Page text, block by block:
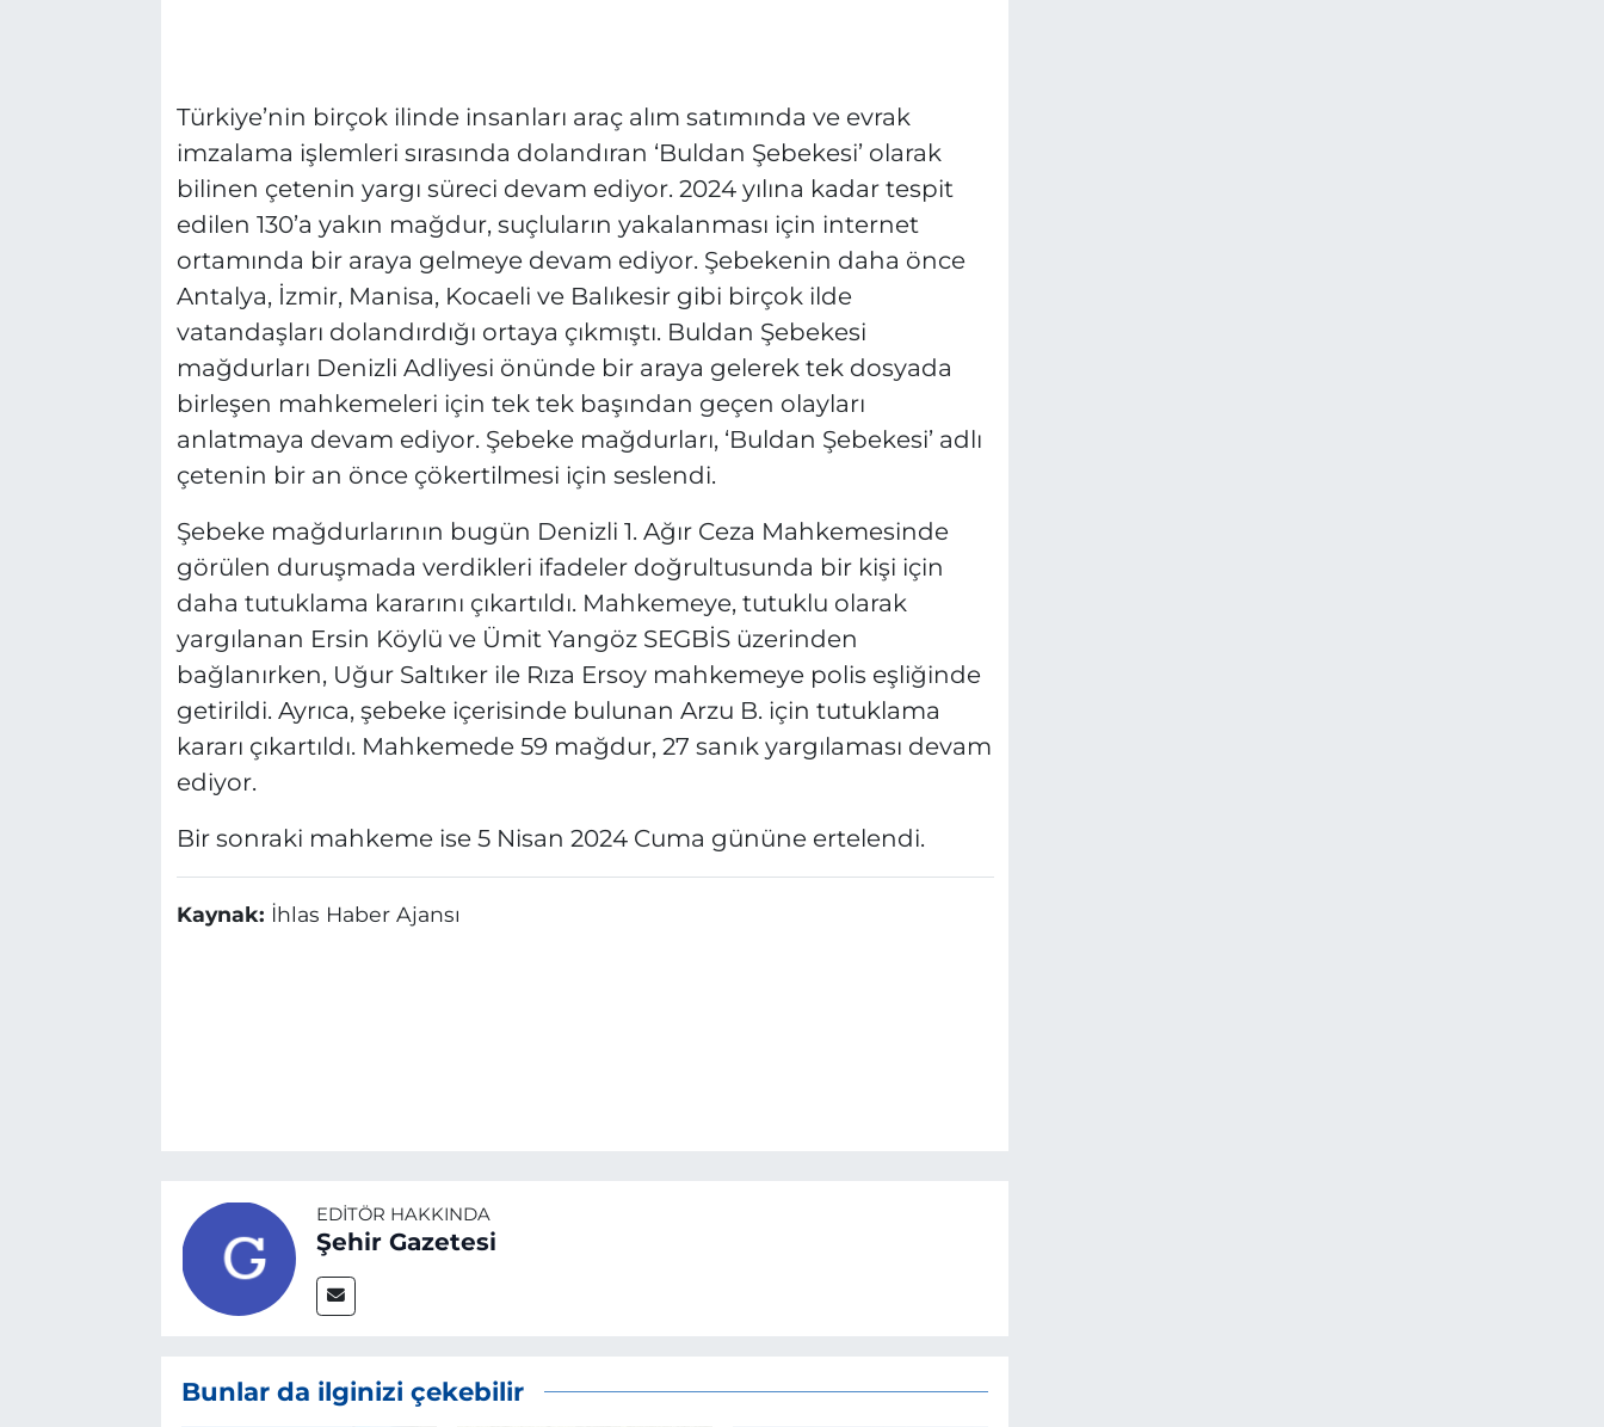
Türkiye’nin birçok ilinde insanları araç alım satımında ve evrak
imzalama işlemleri sırasında dolandıran ‘Buldan Şebekesi’ olarak
bilinen çetenin yargı süreci devam ediyor. 2024 yılına kadar tespit
edilen 130’a yakın mağdur, suçluların yakalanması için internet
ortamında bir araya gelmeye devam ediyor. Şebekenin daha önce
Antalya, İzmir, Manisa, Kocaeli ve Balıkesir gibi birçok ilde
vatandaşları dolandırdığı ortaya çıkmıştı. Buldan Şebekesi
mağdurları Denizli Adliyesi önünde bir araya gelerek tek dosyada
birleşen mahkemeleri için tek tek başından geçen olayları
anlatmaya devam ediyor. Şebeke mağdurları, ‘Buldan Şebekesi’ adlı
çetenin bir an önce çökertilmesi için seslendi.
Şebeke mağdurlarının bugün Denizli 1. Ağır Ceza Mahkemesinde
görülen duruşmada verdikleri ifadeler doğrultusunda bir kişi için
daha tutuklama kararını çıkartıldı. Mahkemeye, tutuklu olarak
yargılanan Ersin Köylü ve Ümit Yangöz SEGBİS üzerinden
bağlanırken, Uğur Saltıker ile Rıza Ersoy mahkemeye polis eşliğinde
getirildi. Ayrıca, şebeke içerisinde bulunan Arzu B. için tutuklama
kararı çıkartıldı. Mahkemede 59 mağdur, 27 sanık yargılaması devam
ediyor.
Bir sonraki mahkeme ise 5 Nisan 2024 Cuma gününe ertelendi.
Kaynak: İhlas Haber Ajansı
EDITÖR HAKKINDA
Şehir Gazetesi
Bunlar da ilginizi çekebilir